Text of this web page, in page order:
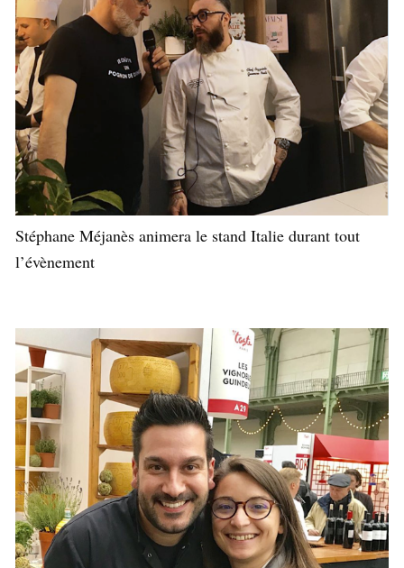
Stéphane Méjanès animera le stand Italie durant tout
l’évènement